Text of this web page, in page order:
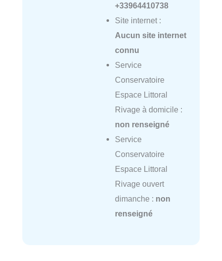
+33964410738
Site internet :
Aucun site internet
connu
Service
Conservatoire
Espace Littoral
Rivage à domicile :
non renseigné
Service
Conservatoire
Espace Littoral
Rivage ouvert
dimanche : non
renseigné